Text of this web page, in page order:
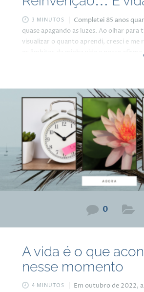
3 MINUTOS
Completei 85 anos
quase apagando as luzes. Ao olhar para
visualizar o quanto aprendi, cresci e me
os âmbitos da minha vida e posso
aprendizado, uma das maiores
85 anos foi descobrir o poder da
0
A vida é o que
nesse momento
4 MINUTOS
Em outubro de 2022,